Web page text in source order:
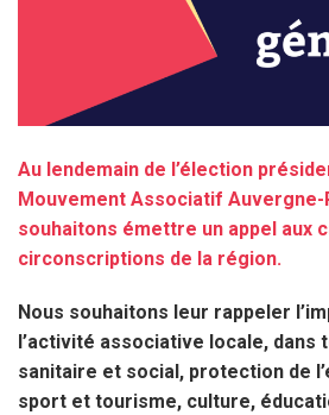
Au lendemain de l’élection
Mouvement Associatif Auvergne-
souhaitons émettre un appel aux
circonscriptions de la région.
Nous souhaitons leur rappeler
l’activité associative locale, dans
sanitaire et social, protection de
sport et tourisme, culture,